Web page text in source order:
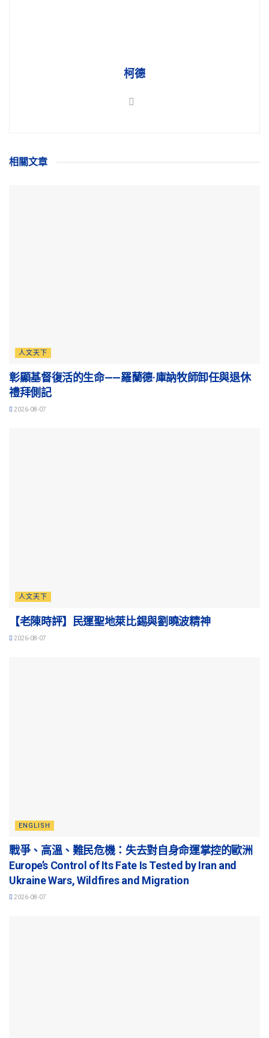
柯德
相關文章
人文天下
彰顯基督復活的生命——羅蘭德·庫訥牧師卸任與退休
禮拜側記
2026-08-07
人文天下
【老陳時評】民運聖地萊比錫與劉曉波精神
2026-08-07
ENGLISH
戰爭、高溫、難民危機：失去對自身命運掌控的歐洲
Europe’s Control of Its Fate Is Tested by Iran and
Ukraine Wars, Wildfires and Migration
2026-08-07